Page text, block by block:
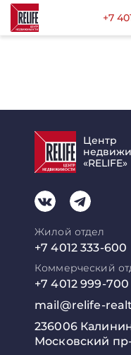
+7
Центр
«RELIFE»
Жилой отдел
+7 4012 333-600
Коммерческий
+7 4012 999-700
mail@relife-
236006
Московский